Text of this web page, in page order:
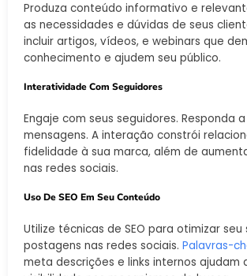
Produza conteúdo informativo e
as necessidades e dúvidas de seus
incluir artigos, vídeos, e webinars que
conhecimento e ajudem seu público.
Interatividade Com Seguidores
Engaje com seus seguidores. Responda
mensagens. A interação constrói
fidelidade à sua marca, além de
nas redes sociais.
Uso De SEO Em Seu Conteúdo
Utilize técnicas de SEO para otimizar seu
postagens nas redes sociais. Palavras-
meta descrições e links internos ajudam